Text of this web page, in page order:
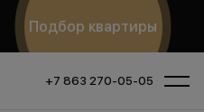
Подбор квартиры
+7 863 270-05-05